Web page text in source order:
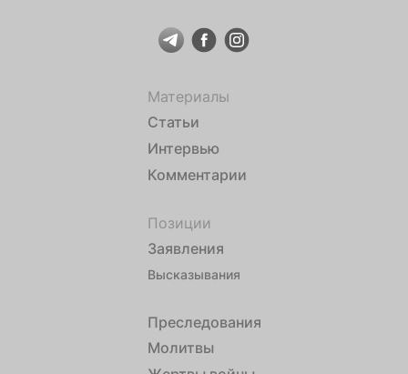
Материалы
Статьи
Интервью
Комментарии
Позиции
Заявления
Высказывания
Преследования
Молитвы